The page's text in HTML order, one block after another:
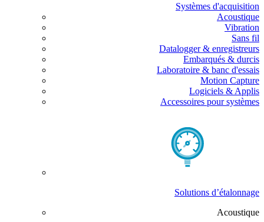
Systèmes d'acquisition
Acoustique
Vibration
Sans fil
Datalogger & enregistreurs
Embarqués & durcis
Laboratoire & banc d'essais
Motion Capture
Logiciels & Applis
Accessoires pour systèmes
Solutions d’étalonnage
Acoustique